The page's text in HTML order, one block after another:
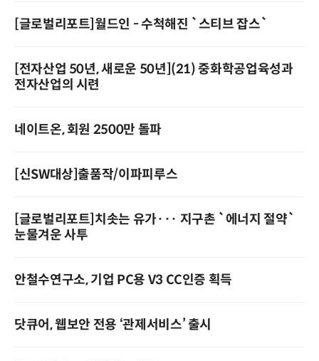
[글로벌리포트]월드인 - 수척해진 `스티브 잡스`
[전자산업 50년, 새로운 50년](21) 중화학공업육성과
전자산업의 시련
네이트온, 회원 2500만 돌파
[신SW대상]출품작/이파피루스
[글로벌리포트]치솟는 유가··· 지구촌 `에너지 절약`
눈물겨운 사투
안철수연구소, 기업 PC용 V3 CC인증 획득
닷큐어, 웹보안 전용 ‘관제서비스’ 출시